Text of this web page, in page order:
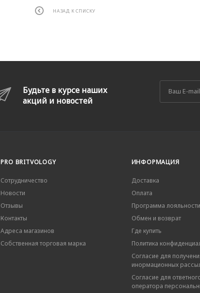
НАЗАД К СПИСКУ
Будьте в курсе наших
акций и новостей
PRO BRITVOLOGY
Сотрудничество
Новости
Отзывы
Контакты
Адреса магазинов
Собственная торговая марка
ИНФОРМАЦИЯ
Доставка
Оплата
Программа лояльности
Обмен и возврат
Где купить
Политика
Согласие для
инормационных
Согласие для
оператора